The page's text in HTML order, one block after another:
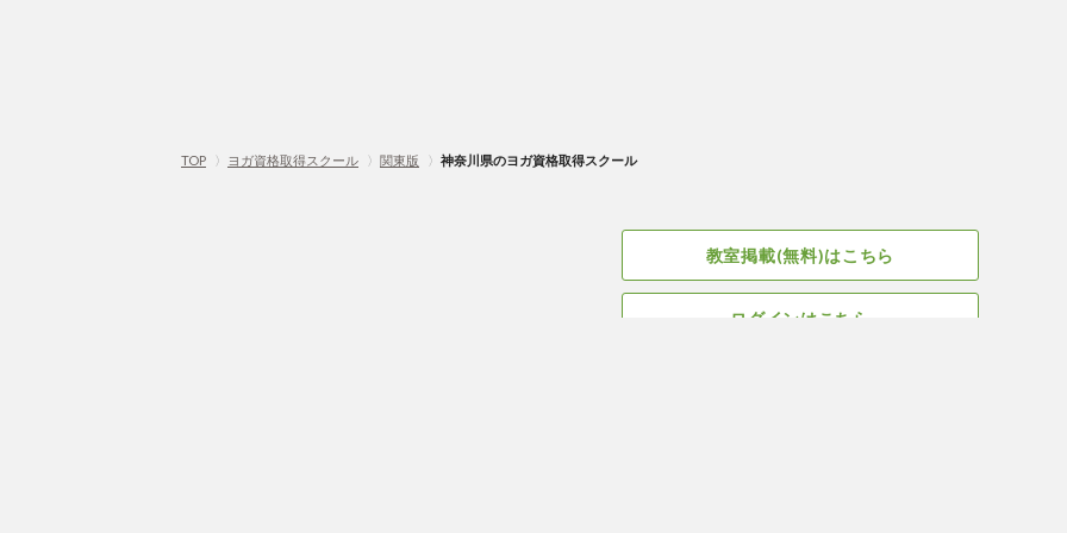
TOP 〉 ヨガ資格取得スクール 〉 関東版 〉 神奈川県のヨガ資格取得スクール
教室掲載(無料)はこちら
ログインはこちら